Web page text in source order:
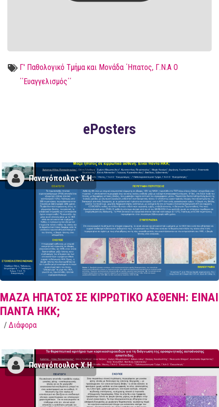
Γ' Παθολογικό Τμήμα και Μονάδα ΄Ηπατος, Γ.Ν.Α Ο
΄΄Ευαγγελισμός΄΄
ePosters
Παναγόπουλος Χ.Η.
ΜΑΖΑ ΗΠΑΤΟΣ ΣΕ ΚΙΡΡΩΤΙΚΟ ΑΣΘΕΝΗ: EINAI
ΠΑΝΤΑ ΗΚΚ;
/ Διάφορα
Παναγόπουλος Χ.Η.